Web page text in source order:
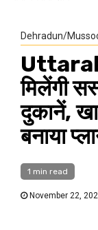
Dehradun/
मिलेंगी
दुकानें,
बनाया
1 min read
November 22,